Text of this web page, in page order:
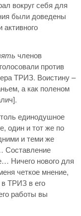
вокруг себя для
были доведены
активного
членов
против
ТРИЗ. Воистину –
а как поленом
единодушное
один и тот же по
и теми же
Составление
Ничего нового для
четкое мнение,
в ТРИЗ в его
работы вы